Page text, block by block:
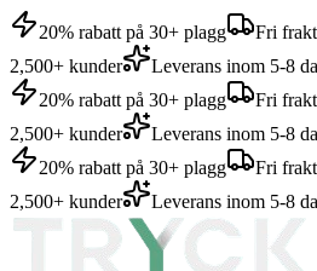
20% rabatt på 30+ plagg Fri
2,500+ kunder
Leverans inom 5-8
20% rabatt på 30+ plagg
Fri
2,500+ kunder
Leverans inom 5-8
20% rabatt på 30+ plagg
Fri
2,500+ kunder
Leverans inom 5-8